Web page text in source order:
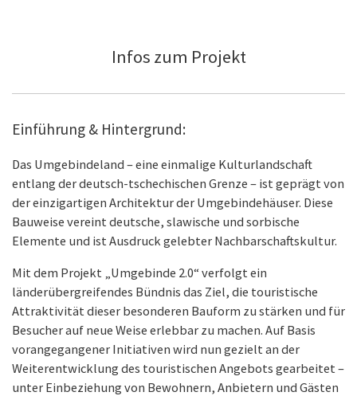
Infos zum Projekt
Einführung & Hintergrund:
Das Umgebindeland – eine einmalige Kulturlandschaft
entlang der deutsch-tschechischen Grenze – ist geprägt von
der einzigartigen Architektur der Umgebindehäuser. Diese
Bauweise vereint deutsche, slawische und sorbische
Elemente und ist Ausdruck gelebter Nachbarschaftskultur.
Mit dem Projekt „Umgebinde 2.0“ verfolgt ein
länderübergreifendes Bündnis das Ziel, die touristische
Attraktivität dieser besonderen Bauform zu stärken und für
Besucher auf neue Weise erlebbar zu machen. Auf Basis
vorangegangener Initiativen wird nun gezielt an der
Weiterentwicklung des touristischen Angebots gearbeitet –
unter Einbeziehung von Bewohnern, Anbietern und Gästen